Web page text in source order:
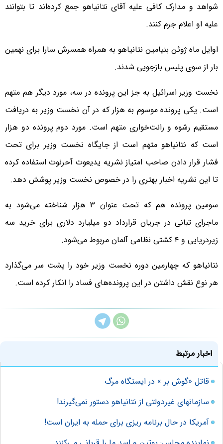
شواهد و مدارک کافی علیه آقای نتانیاهو جمع کرده‌اند تا بتوانند
علیه او اعلام جرم کنند.
اوایل ماه ژوئن بنیامین نتانیاهو به همراه همسرش سارا برای نهمین
بار از سوی پلیس بازجویی شدند.
نخست وزیر اسرائیل به جز این پرونده در سه، مورد دیگر هم متهم
است. یکی پرونده موسوم به هزار که در آن نخست وزیر به دریافت
مستقیم رشوه و رانت‌خواری متهم است. مورد دوم پرونده دو هزار
است که نتانیاهو متهم است از جایگاه نخست وزیر برای تحت
فشار قرار دادن صاحب امتیاز نشریه یدیعوت آحرنوت استفاده کرده
تا این نشریه اخبار بهتری را در خصوص نخست وزیر پوشش دهد.
سومین پرونده هم که تحت عنوان ۳ هزار شناخته می‌شود به
ماجرای تبانی در جریان قرارداد دو میلیارد دلاری برای خرید سه
زیردریایی و ۴ کشتی نظامی آلمان مربوط می‌شود.
نتانیاهو که چهارمین دوره نخست وزیر خود را پشت سر می‌گذارد
هر نوع نقش داشتن در این پرونده‌های فساد را انکار کرده است.
اخبار مرتبط
قاتل «گوش بر » در ایستگاه مرگ
سازمانهای غیردولتی از نتانیاهو دستور نمی‌گیرند!
آمریکا در حال برنامه ریزی برای حمله به ایران است!